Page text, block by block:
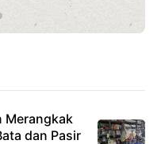
Merangkak
dan Pasir